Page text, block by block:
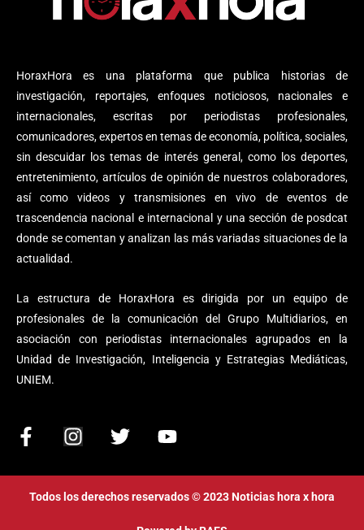
HoraxHora es una plataforma que publica historias de
investigación, reportajes, enfoques noticiosos, nacionales e
internacionales, escritas por periodistas profesionales,
comunicadores, expertos en temas de economía, política, sociales,
sin descuidar los temas de interés general, como los deportes,
entretenimiento, artículos de opinión de nuestros colaboradores,
así como videos y transmisiones en vivo de eventos de
trascendencia nacional e internacional y una sección de posdcat
donde se comentan y analizan las más variadas situaciones de la
actualidad.
La estructura de HoraxHora es dirigida por un equipo de
profesionales de la comunicación del Grupo Multidiarios, en
asociación con periodistas internacionales agrupados en la
Unidad de Investigación, Inteligencia y Estrategias Mediáticas,
UNIEM.
F
c
e
I
s
t
T
i
t
Y
u
t
Todos los derechos reservados © 2023 Noticias hora x hora